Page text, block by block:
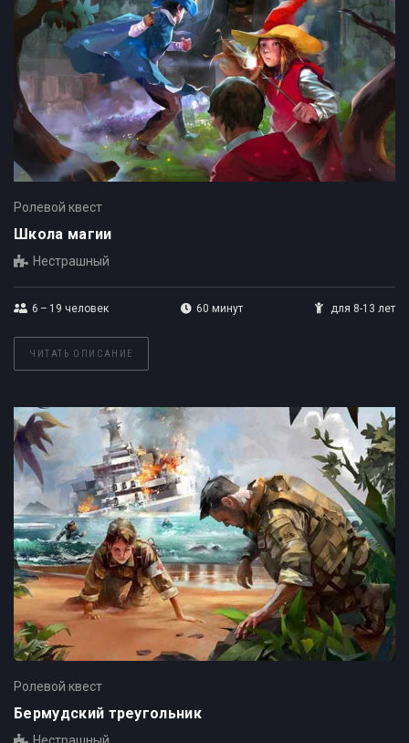
Ролевой квест
Школа магии
Нестрашный
6 – 19 человек 60 минут для 8-13 лет
ЧИТАТЬ ОПИСАНИЕ
Ролевой квест
Бермудский треугольник